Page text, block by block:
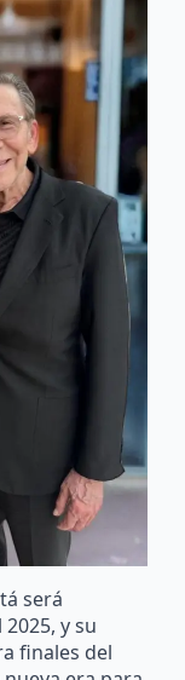
será
y su
finales del